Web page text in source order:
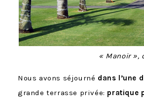
« Manoir »,
Nous avons séjourné dans l’une
grande terrasse privée: pratique